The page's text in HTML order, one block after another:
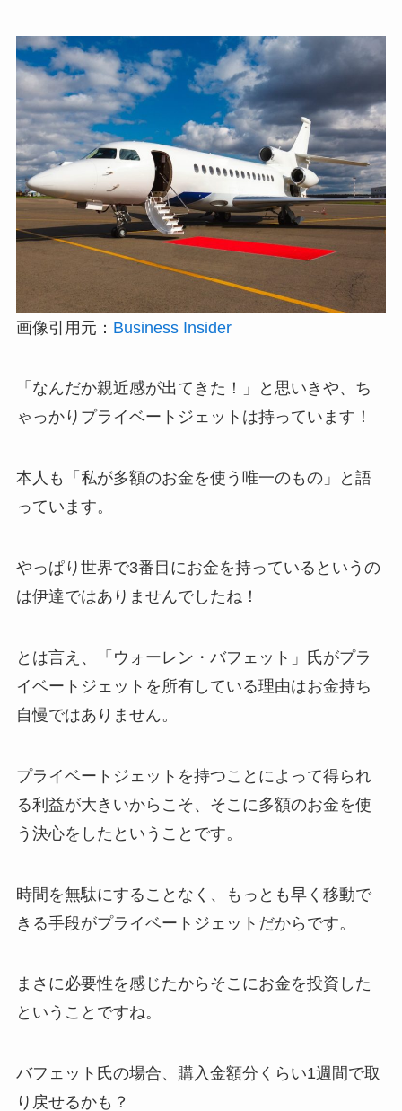
画像引用元： Business Insider
「なんだか親近感が出てきた！」と思いきや、ち
ゃっかりプライベートジェットは持っています！
本人も「私が多額のお金を使う唯一のもの」と語
っています。
やっぱり世界で3番目にお金を持っているというの
は伊達ではありませんでしたね！
とは言え、「ウォーレン・バフェット」氏がプラ
イベートジェットを所有している理由はお金持ち
自慢ではありません。
プライベートジェットを持つことによって得られ
る利益が大きいからこそ、そこに多額のお金を使
う決心をしたということです。
時間を無駄にすることなく、もっとも早く移動で
きる手段がプライベートジェットだからです。
まさに必要性を感じたからそこにお金を投資した
ということですね。
バフェット氏の場合、購入金額分くらい1週間で取
り戻せるかも？